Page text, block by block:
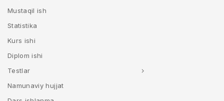
Mustaqil ish
Statistika
Kurs ishi
Diplom ishi
Testlar
Namunaviy hujjat